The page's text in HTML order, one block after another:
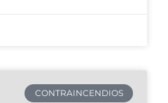
CONTRAINCENDIOS